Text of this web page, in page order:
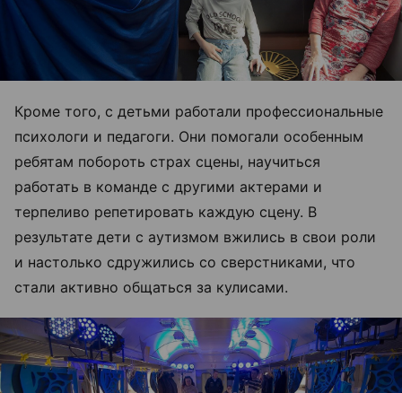
Кроме того, с детьми работали профессиональные
психологи и педагоги. Они помогали особенным
ребятам побороть страх сцены, научиться
работать в команде с другими актерами и
терпеливо репетировать каждую сцену. В
результате дети с аутизмом вжились в свои роли
и настолько сдружились со сверстниками, что
стали активно общаться за кулисами.